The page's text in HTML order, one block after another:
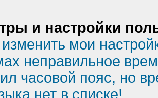
и настройки
мои
неправильное
часовой пояс, но
нет в списке!